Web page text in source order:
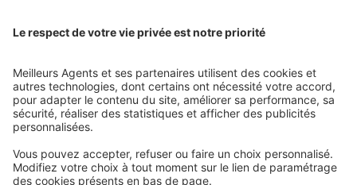
Politique de confidentialité
Mentions comparateur
Aide
Contactez-nous